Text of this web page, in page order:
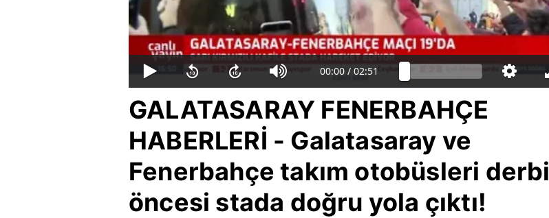
00:00 / 02:51
GALATASARAY FENERBAHÇE
HABERLERİ - Galatasaray ve
Fenerbahçe takım otobüsleri derbi
öncesi stada doğru yola çıktı!